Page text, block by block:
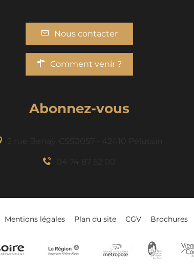
Nous contacter
Comment venir ?
Abonnez-vous
Mentions légales Plan du site CGV Brochures